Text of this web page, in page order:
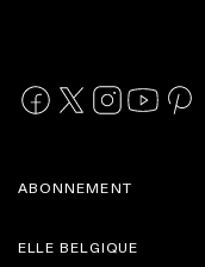
ABONNEMENT
ELLE BELGIQUE